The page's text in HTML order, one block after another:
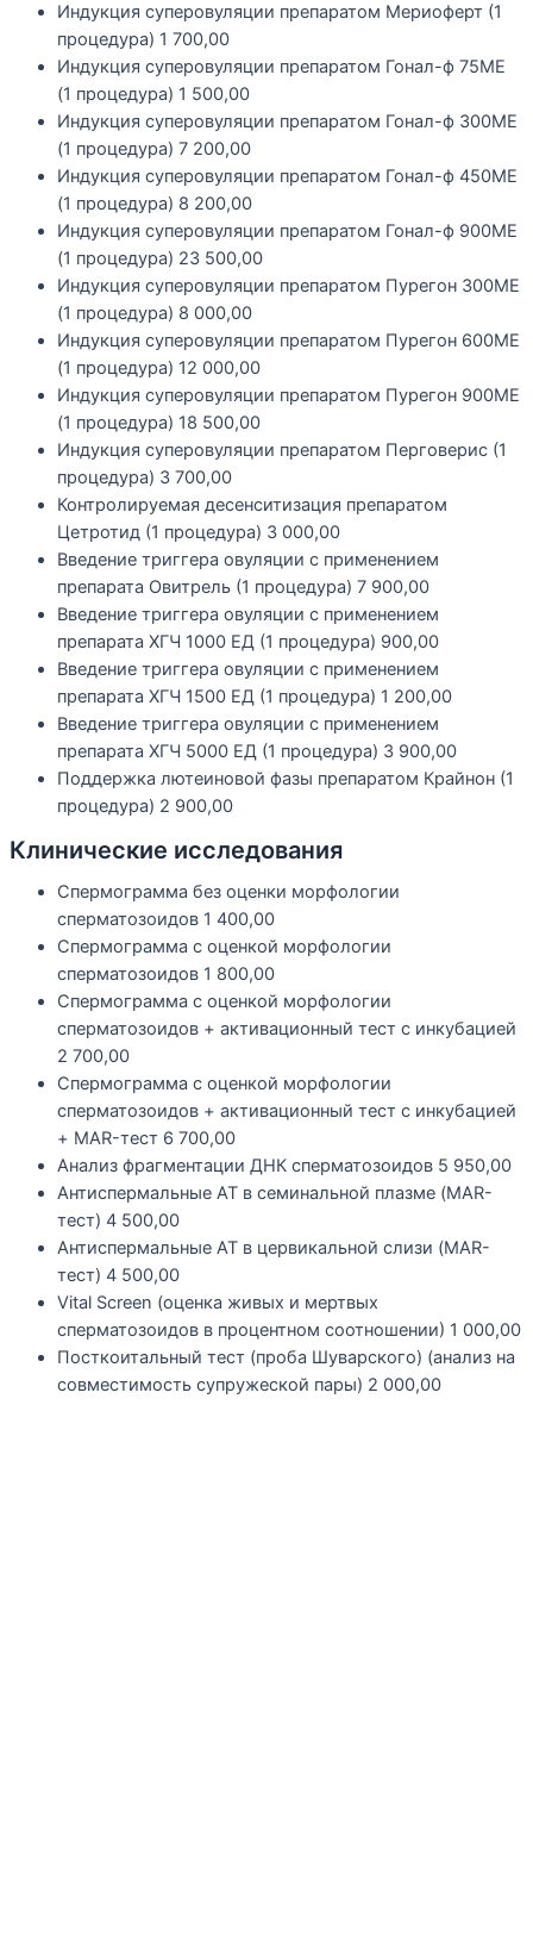
Индукция суперовуляции препаратом Мериоферт (1
процедура) 1 700,00
Индукция суперовуляции препаратом Гонал-ф 75МЕ
(1 процедура) 1 500,00
Индукция суперовуляции препаратом Гонал-ф 300МЕ
(1 процедура) 7 200,00
Индукция суперовуляции препаратом Гонал-ф 450МЕ
(1 процедура) 8 200,00
Индукция суперовуляции препаратом Гонал-ф 900МЕ
(1 процедура) 23 500,00
Индукция суперовуляции препаратом Пурегон 300МЕ
(1 процедура) 8 000,00
Индукция суперовуляции препаратом Пурегон 600МЕ
(1 процедура) 12 000,00
Индукция суперовуляции препаратом Пурегон 900МЕ
(1 процедура) 18 500,00
Индукция суперовуляции препаратом Перговерис (1
процедура) 3 700,00
Контролируемая десенситизация препаратом
Цетротид (1 процедура) 3 000,00
Введение триггера овуляции с применением
препарата Овитрель (1 процедура) 7 900,00
Введение триггера овуляции с применением
препарата ХГЧ 1000 ЕД (1 процедура) 900,00
Введение триггера овуляции с применением
препарата ХГЧ 1500 ЕД (1 процедура) 1 200,00
Введение триггера овуляции с применением
препарата ХГЧ 5000 ЕД (1 процедура) 3 900,00
Поддержка лютеиновой фазы препаратом Крайнон (1
процедура) 2 900,00
Клинические исследования
Спермограмма без оценки морфологии
сперматозоидов 1 400,00
Спермограмма с оценкой морфологии
сперматозоидов 1 800,00
Спермограмма с оценкой морфологии
сперматозоидов + активационный тест с инкубацией
2 700,00
Спермограмма с оценкой морфологии
сперматозоидов + активационный тест с инкубацией
+ MAR-тест 6 700,00
Анализ фрагментации ДНК сперматозоидов 5 950,00
Антиспермальные АТ в семинальной плазме (MAR-
тест) 4 500,00
Антиспермальные АТ в цервикальной слизи (MAR-
тест) 4 500,00
Vital Screen (оценка живых и мертвых
сперматозоидов в процентном соотношении) 1 000,00
Посткоитальный тест (проба Шуварского) (анализ на
совместимость супружеской пары) 2 000,00